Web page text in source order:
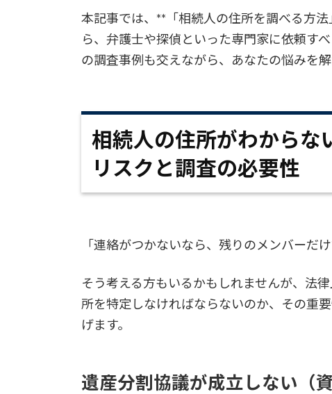
本記事では、**「相続人の住所を調べる方
ら、弁護士や探偵といった専門家に依頼す
の調査事例も交えながら、あなたの悩みを
相続人の住所がわからな
リスクと調査の必要性
「連絡がつかないなら、残りのメンバーだ
そう考える方もいるかもしれませんが、法
所を特定しなければならないのか、その重
げます。
遺産分割協議が成立しない（